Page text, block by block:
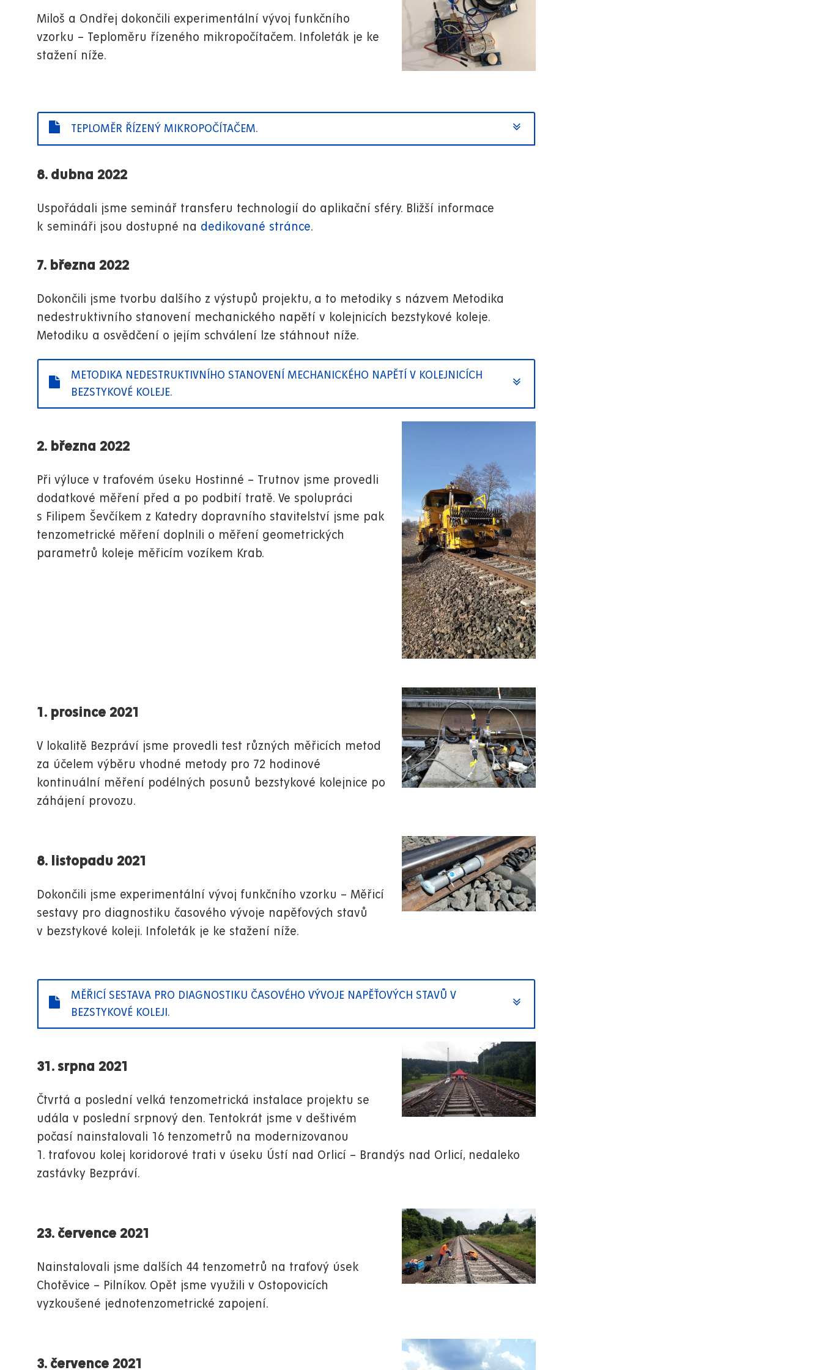
Miloš a Ondřej dokončili experimentální vývoj funkčního
vzorku – Teploměru řízeného mikropočítačem. Infoleták je ke
stažení níže.
TEPLOMĚR ŘÍZENÝ MIKROPOČÍTAČEM.
8. dubna 2022
Uspořádali jsme seminář transferu technologií do aplikační sféry. Bližší informace
k semináři jsou dostupné na dedikované stránce.
7. března 2022
Dokončili jsme tvorbu dalšího z výstupů projektu, a to metodiky s názvem Metodika
nedestruktivního stanovení mechanického napětí v kolejnicích bezstykové koleje.
Metodiku a osvědčení o jejím schválení lze stáhnout níže.
METODIKA NEDESTRUKTIVNÍHO STANOVENÍ MECHANICKÉHO NAPĚTÍ V KOLEJNICÍCH
BEZSTYKOVÉ KOLEJE.
2. března 2022
Při výluce v traťovém úseku Hostinné – Trutnov jsme provedli
dodatkové měření před a po podbití tratě. Ve spolupráci
s Filipem Ševčíkem z Katedry dopravního stavitelství jsme pak
tenzometrické měření doplnili o měření geometrických
parametrů koleje měřicím vozíkem Krab.
1. prosince 2021
V lokalitě Bezpráví jsme provedli test různých měřicích metod
za účelem výběru vhodné metody pro 72 hodinové
kontinuální měření podélných posunů bezstykové kolejnice po
záhájení provozu.
8. listopadu 2021
Dokončili jsme experimentální vývoj funkčního vzorku – Měřicí
sestavy pro diagnostiku časového vývoje napěťových stavů
v bezstykové koleji. Infoleták je ke stažení níže.
MĚŘICÍ SESTAVA PRO DIAGNOSTIKU ČASOVÉHO VÝVOJE NAPĚŤOVÝCH STAVŮ V
BEZSTYKOVÉ KOLEJI.
31. srpna 2021
Čtvrtá a poslední velká tenzometrická instalace projektu se
udála v poslední srpnový den. Tentokrát jsme v deštivém
počasí nainstalovali 16 tenzometrů na modernizovanou
1. traťovou kolej koridorové trati v úseku Ústí nad Orlicí – Brandýs nad Orlicí, nedaleko
zastávky Bezpráví.
23. července 2021
Nainstalovali jsme dalších 44 tenzometrů na traťový úsek
Chotěvice – Pilníkov. Opět jsme využili v Ostopovicích
vyzkoušené jednotenzometrické zapojení.
3. července 2021